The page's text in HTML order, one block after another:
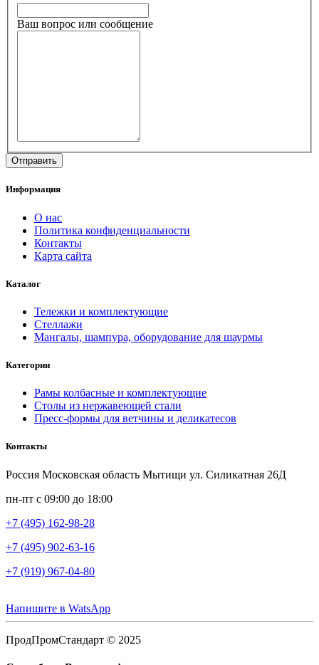
Ваш вопрос или сообщение
Информация
О нас
Политика конфиденциальности
Контакты
Карта сайта
Каталог
Тележки и комплектующие
Стеллажи
Мангалы, шампура, оборудование для шаурмы
Категории
Рамы колбасные и комплектующие
Столы из нержавеющей стали
Пресс-формы для ветчины и деликатесов
Контакты
Россия Московская область Мытищи ул. Силикатная 26Д
пн-пт с 09:00 до 18:00
+7 (495) 162-98-28
+7 (495) 902-63-16
+7 (919) 967-04-80
Напишите в WatsApp
ПродПромСтандарт © 2025